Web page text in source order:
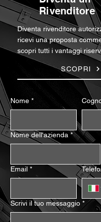
Rivenditore
Diventa rivenditore
ricevi una proposta
scopri tutti i vantaggi
SCOPRI
Nome *
Nome dell'azienda *
Email *
Scrivi il tuo messaggio *